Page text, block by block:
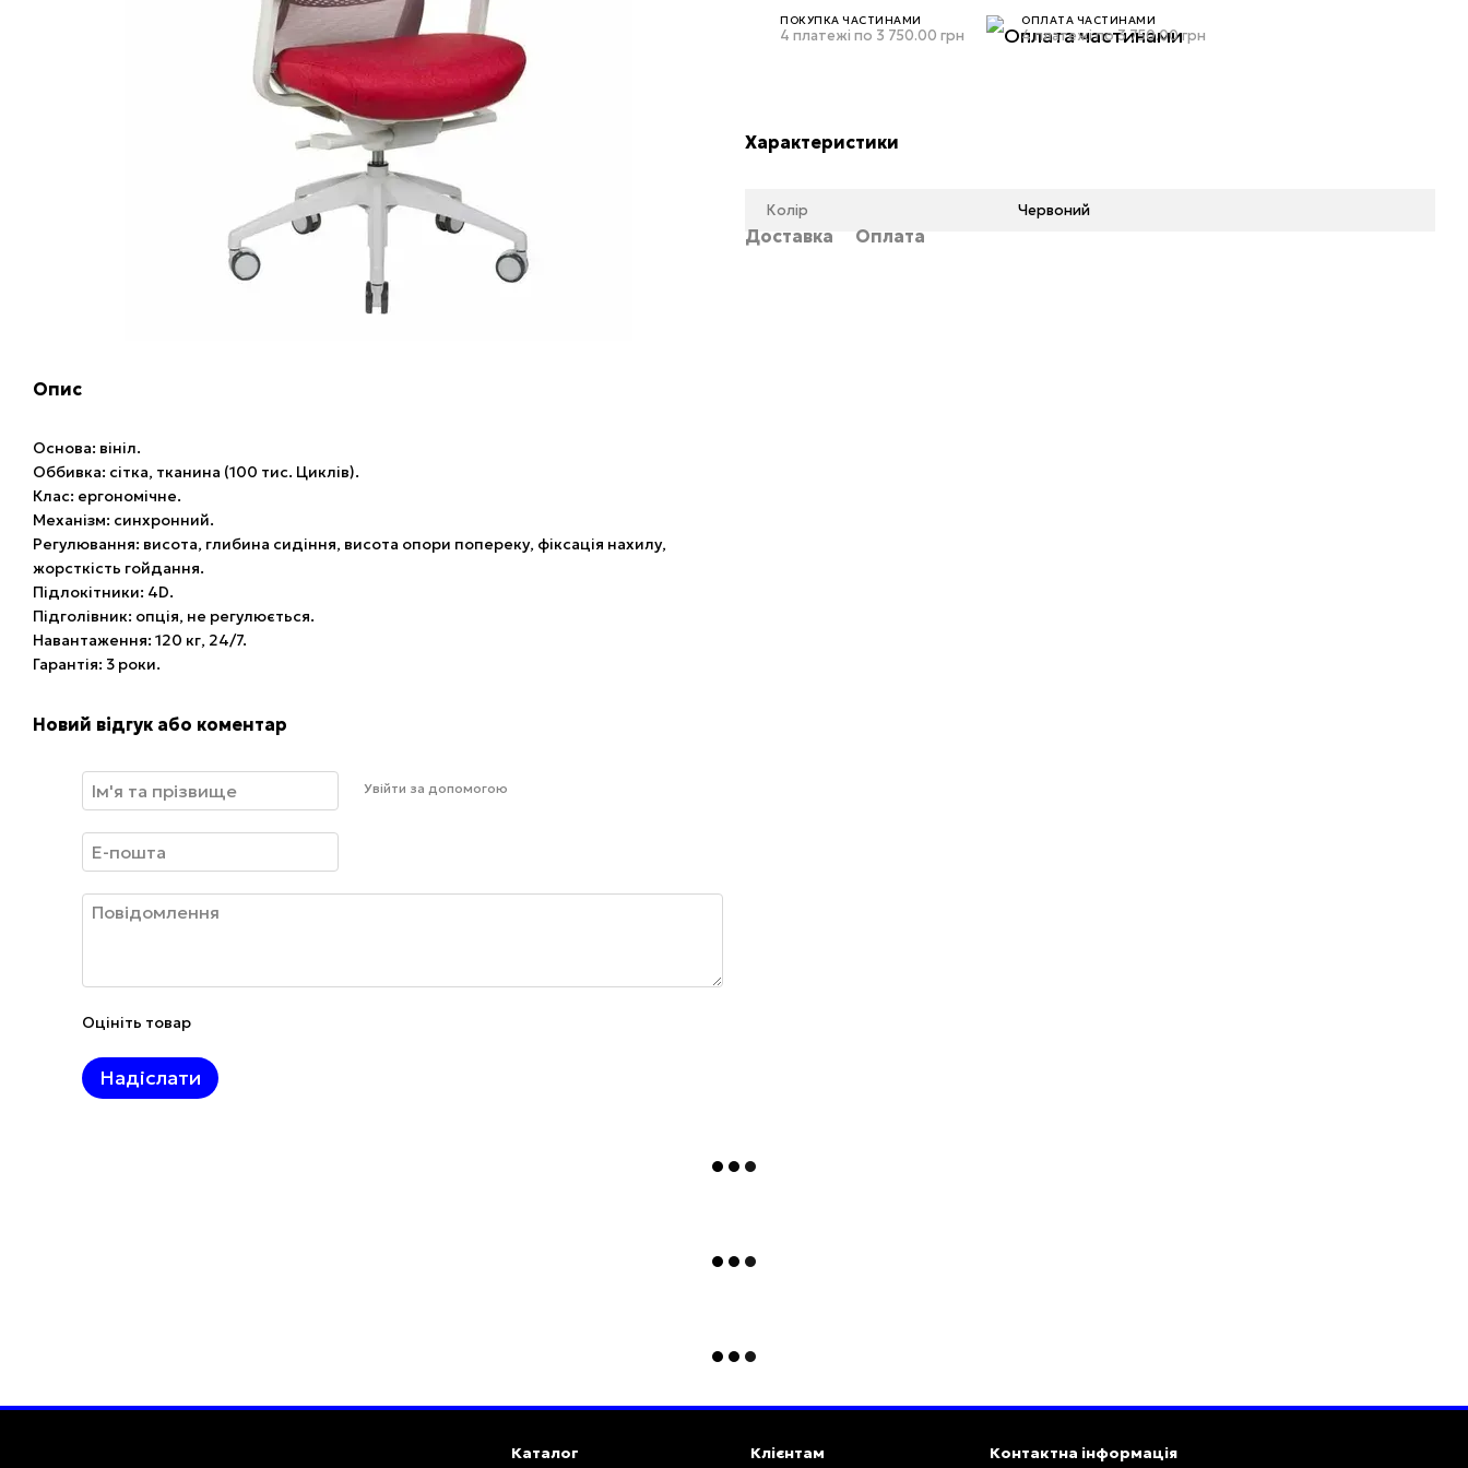
Опис
Основа: вініл.
Оббивка: сітка, тканина (100 тис. Циклів).
Клас: ергономічне.
Механізм: синхронний.
Регулювання: висота, глибина сидіння, висота опори попереку, фіксація нахилу,
жорсткість гойдання.
Підлокітники: 4D.
Підголівник: опція, не регулюється.
Навантаження: 120 кг, 24/7.
Гарантія: 3 роки.
Новий відгук або коментар
Увійти за допомогою
Оцініть товар
Надіслати
ПОКУПКА ЧАСТИНАМИ
4 платежі по 3 750.00 грн
ОПЛАТА ЧАСТИНАМИ
4 платежі по 3 750.00 грн
Характеристики
Колір Червоний
Доставка Оплата
Каталог Клієнтам Контактна інформація